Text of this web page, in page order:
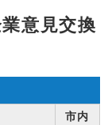
意見交換
市内